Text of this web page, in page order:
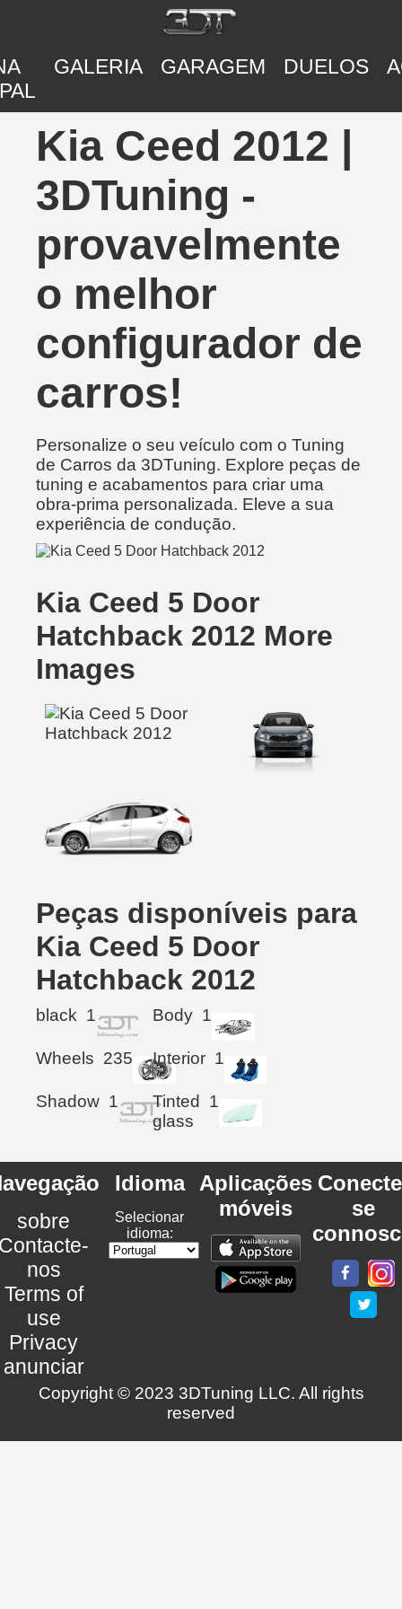
GALERIA GARAGEM DUELOS
Kia Ceed 2012 |
3DTuning -
provavelmente
o melhor
configurador de
carros!
Personalize o seu veículo com o Tuning
de Carros da 3DTuning. Explore peças de
tuning e acabamentos para criar uma
obra-prima personalizada. Eleve a sua
experiência de condução.
Kia Ceed 5 Door
Hatchback 2012 More
Images
Peças disponíveis para
Kia Ceed 5 Door
Hatchback 2012
black 1 Body 1
Wheels 235 Interior 1
Shadow 1
Tinted
glass
1
sobre
nos
Terms of
use
Privacy
anunciar
Idioma
Selecionar
idioma:
Aplicações
móveis
se
Copyright © 2023 3DTuning LLC. All rights
reserved